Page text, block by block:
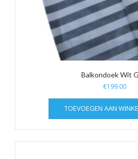
Balkondoek Wit
€199.00
TOEVOEGEN AAN